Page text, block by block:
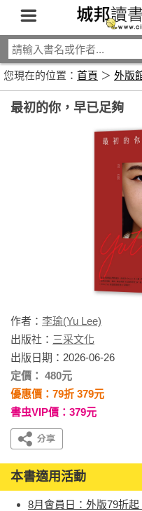
您現在的位置： 首頁 ＞ 外版
最初的你，早已足夠
作者： 李瑜(Yu Lee)
出版社： 三采文化
出版日期：2026-06-26
定價： 480元
優惠價：79折 379元
書虫VIP價：379元
本書適用活動
8月會員日：外版79折起